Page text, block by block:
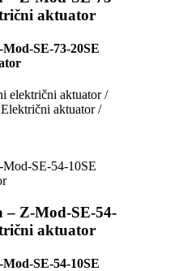
aktuator
SE-73-20SE
električni aktuator /
aktuator /
– Z-Mod-SE-54-
aktuator
SE-54-10SE